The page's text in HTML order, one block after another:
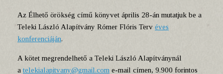
Az Élhető örökség című könyvet április 28-án mutatjuk be a
Teleki László Alapítvány Rómer Flóris Terv éves
konferenciáján.
A kötet megrendelhető a Teleki László Alapítványnál
a telekialapitvany@gmail.com e-mail címen, 9.900 forintos